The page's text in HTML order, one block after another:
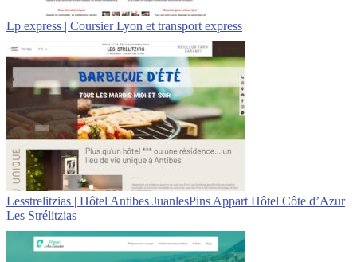
Lp express | Coursier Lyon et transport express
Lesstre­lit­zias | Hôtel Antibes JuanlesPins Appart Hôtel Côte d’Azur
Les Strélitzias